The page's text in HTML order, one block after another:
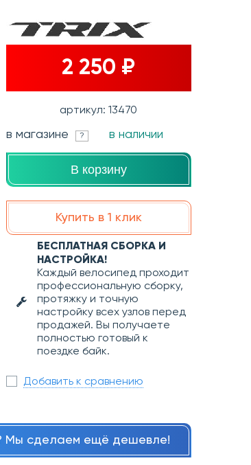
2 250 ₽
артикул: 13470
в магазине ? в наличии
В корзину
Купить в 1 клик
БЕСПЛАТНАЯ СБОРКА И
НАСТРОЙКА!
Каждый велосипед проходит
профессиональную сборку,
протяжку и точную
настройку всех узлов перед
продажей. Вы получаете
полностью готовый к
поездке байк.
Добавить к сравнению
Мы сделаем ещё дешевле!